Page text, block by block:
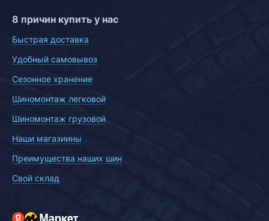
8 причин купить у нас
Быстрая доставка
Удобный самовывоз
Сезонное хранение
Шиномонтаж легковой
Шиномонтаж грузовой
Наши магазиины
Преимущества наших шин
Свой склад